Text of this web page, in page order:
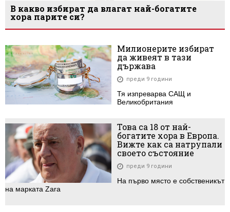
В какво избират да влагат най-богатите
хора парите си?
Милионерите избират
да живеят в тази
държава
преди 9 години
Тя изпреварва САЩ и
Великобритания
Това са 18 от най-
богатите хора в Европа.
Вижте как са натрупали
своето състояние
преди 9 години
На първо място е собственикът
на марката Zara